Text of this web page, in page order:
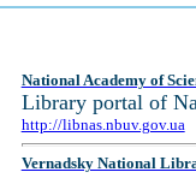
National Academy of
Library portal of
http://libnas.nbuv.gov.ua
Vernadsky National